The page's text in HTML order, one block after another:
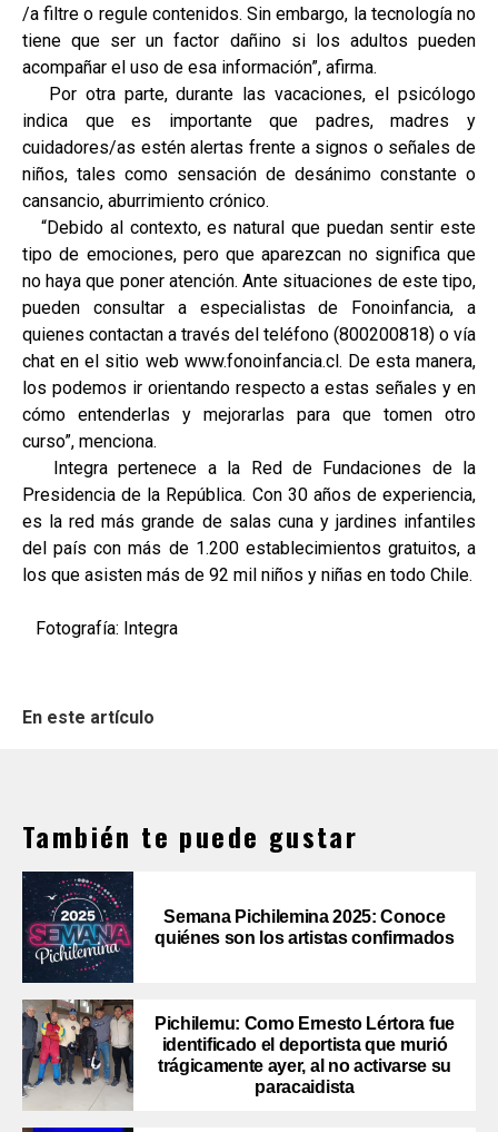
/a filtre o regule contenidos. Sin embargo, la tecnología no
tiene que ser un factor dañino si los adultos pueden
acompañar el uso de esa información”, afirma.
Por otra parte, durante las vacaciones, el psicólogo
indica que es importante que padres, madres y
cuidadores/as estén alertas frente a signos o señales de
niños, tales como sensación de desánimo constante o
cansancio, aburrimiento crónico.
“Debido al contexto, es natural que puedan sentir este
tipo de emociones, pero que aparezcan no significa que
no haya que poner atención. Ante situaciones de este tipo,
pueden consultar a especialistas de Fonoinfancia, a
quienes contactan a través del teléfono (800200818) o vía
chat en el sitio web www.fonoinfancia.cl. De esta manera,
los podemos ir orientando respecto a estas señales y en
cómo entenderlas y mejorarlas para que tomen otro
curso”, menciona.
Integra pertenece a la Red de Fundaciones de la
Presidencia de la República. Con 30 años de experiencia,
es la red más grande de salas cuna y jardines infantiles
del país con más de 1.200 establecimientos gratuitos, a
los que asisten más de 92 mil niños y niñas en todo Chile.
Fotografía: Integra
En este artículo
También te puede gustar
Semana Pichilemina 2025: Conoce
quiénes son los artistas confirmados
Pichilemu: Como Ernesto Lértora fue
identificado el deportista que murió
trágicamente ayer, al no activarse su
paracaidista